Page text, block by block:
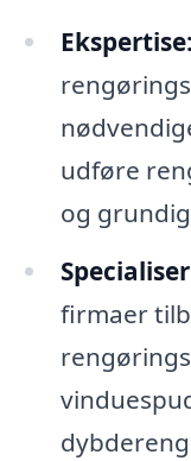
Ekspertise:
udføre
og
firmaer